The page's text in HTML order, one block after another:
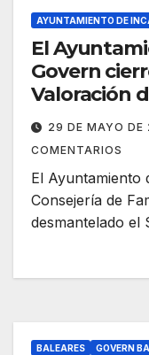
AYUNTAMIENTO DE
El
Govern
Valoración
Inca
29 DE MAYO DE
COMENTARIOS
El Ayuntamiento
Consejería de
desmantelado el
BALEARES GOVERN